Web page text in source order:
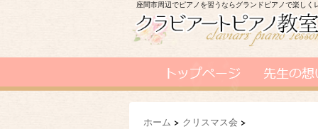
座間市周辺でピアノを習うならグランドピアノで楽し
ホーム > クリスマス会 >